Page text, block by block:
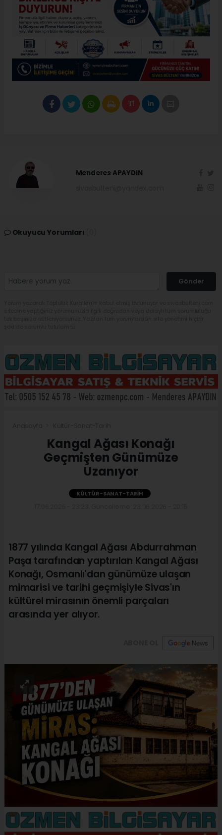
Menderes APAYDIN
Okuyucu Yorumları
Gönder
Kangal Ağası Konağı
Geçmişten Günümüze
Uzanıyor
KÜLTÜR-SANAT-TARIH
1877 yılında Kangal Ağası Abdurrahman
Paşa tarafından yaptırılan Kangal Ağası
Konağı, Osmanlı'dan günümüze ulaşan
mimarisi ve tarihi geçmişiyle Sivas'ın
kültürel mirasının önemli parçaları
arasında yer alıyor.